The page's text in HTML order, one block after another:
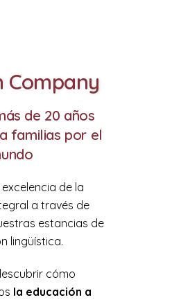
Company
de 20 años
familias por el
de la
a través de
estancias de
lingüística.
cómo
la educación a